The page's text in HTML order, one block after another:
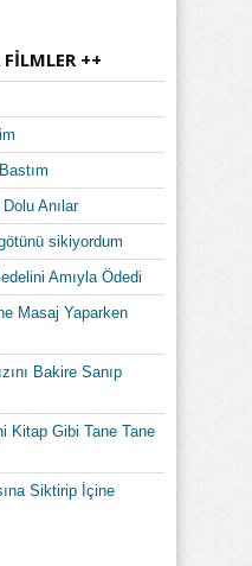
++
Anılar
sikiyordum
Amıyla Ödedi
Masaj Yaparken
Bakire Sanıp
Kitap Gibi Tane Tane
Siktirip İçine